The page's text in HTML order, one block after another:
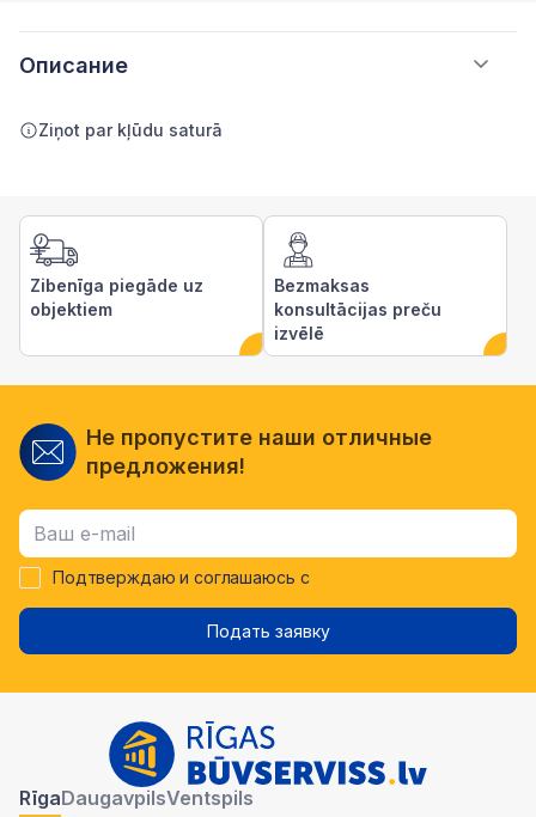
Описание
Ziņot par kļūdu saturā
Zibenīga piegāde uz
objektiem
Bezmaksas
konsultācijas preču
izvēlē
Не пропустите наши отличные
предложения!
Подтверждаю и соглашаюсь с
Подать заявку
RīgaDaugavpilsVentspils